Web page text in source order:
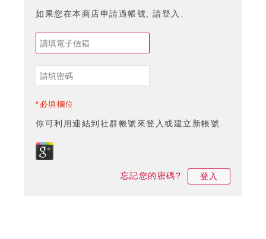
如果您在本商店申請過帳號, 請登入.
*必填欄位
你可利用連結到社群帳號來登入或建立新帳號.
忘記您的密碼? 登入